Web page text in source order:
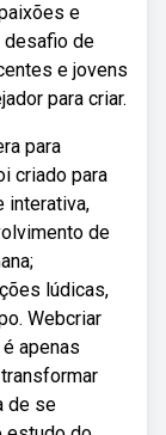
e
desafio de
e jovens
para criar.
para
criado para
interativa,
de
lúdicas,
Webcriar
apenas
de se